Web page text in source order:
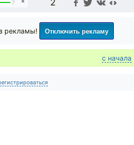
7 2
рекламы! Отключить рекламу
с начала